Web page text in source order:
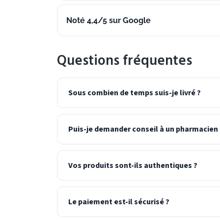
Noté 4,4/5 sur Google
Questions fréquentes
Sous combien de temps suis-je livré ?
Puis-je demander conseil à un pharmacien
Vos produits sont-ils authentiques ?
Le paiement est-il sécurisé ?